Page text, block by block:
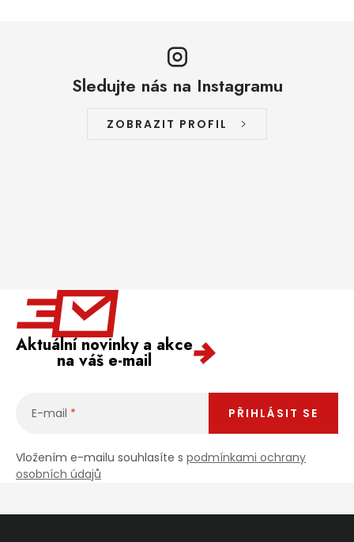
Sledujte nás na Instagramu
ZOBRAZIT PROFIL
Aktuální novinky a akce
na váš e-mail
E-mail
Vložením e-mailu souhlasíte s podmínkami ochrany
osobních údajů
PŘIHLÁSIT SE